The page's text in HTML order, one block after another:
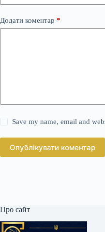
Додати коментар *
Save my name, email and
Опублікувати коментар
Про сайт